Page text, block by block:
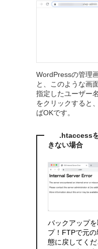
WordPressの管理
と、このような画
指定したユーザー
をクリックすると
ばOKです。
.htaccess
きない場合
バックアップ
プ！FTPで元
態に戻してく